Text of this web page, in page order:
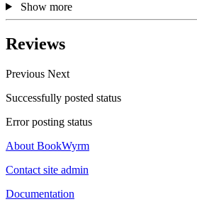
Show more
Reviews
Previous Next
Successfully posted status
Error posting status
About BookWyrm
Contact site admin
Documentation